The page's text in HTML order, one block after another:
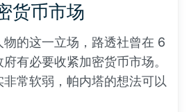
货币市场
的这一立场，路透社曾在 6
有必要收紧加密货币市场。
常软弱，帕内塔的想法可以